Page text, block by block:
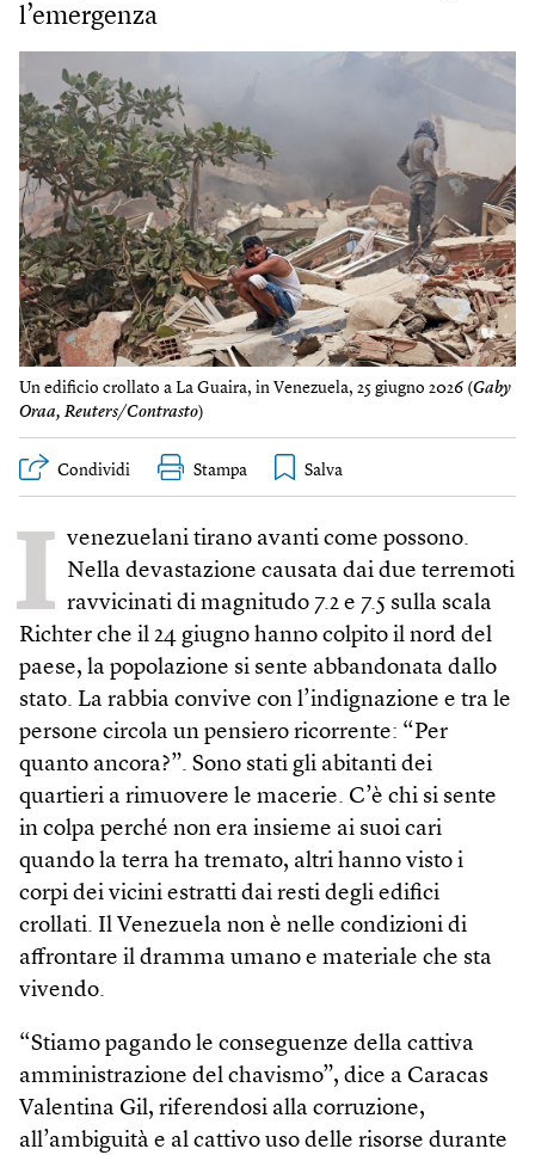
l’emergenza
Un edificio crollato a La Guaira, in Venezuela, 25 giugno 2026 (Gaby
Oraa, Reuters/Contrasto)
Condividi Stampa
I venezuelani tirano avanti come possono.
Nella devastazione causata dai due terremoti
ravvicinati di magnitudo 7.2 e 7.5 sulla scala
Richter che il 24 giugno hanno colpito il nord del
paese, la popolazione si sente abbandonata dallo
stato. La rabbia convive con l’indignazione e tra le
persone circola un pensiero ricorrente: “Per
quanto ancora?”. Sono stati gli abitanti dei
quartieri a rimuovere le macerie. C’è chi si sente
in colpa perché non era insieme ai suoi cari
quando la terra ha tremato, altri hanno visto i
corpi dei vicini estratti dai resti degli edifici
crollati. Il Venezuela non è nelle condizioni di
affrontare il dramma umano e materiale che sta
vivendo.
“Stiamo pagando le conseguenze della cattiva
amministrazione del chavismo”, dice a Caracas
Valentina Gil, riferendosi alla corruzione,
all’ambiguità e al cattivo uso delle risorse durante